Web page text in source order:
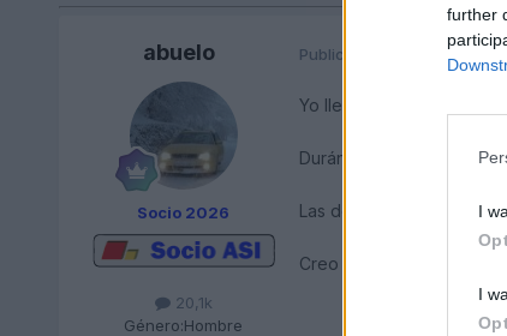
further
I
I
abuelo
Socio 2026
20,1k
Género:Hombre
Publicado 22 de Mayo del
Yo llevo las
Durán sobre los 50.000
Las dos ultimas que puse
Creo que merece la